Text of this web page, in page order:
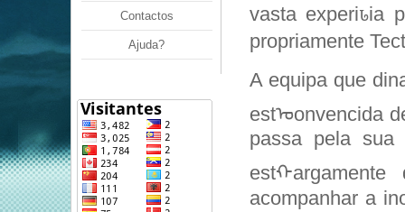
Contactos
Ajuda?
vasta experiꮣia
propriamente
A equipa que
estᠣonvencida
passa pela sua
acompanhar a